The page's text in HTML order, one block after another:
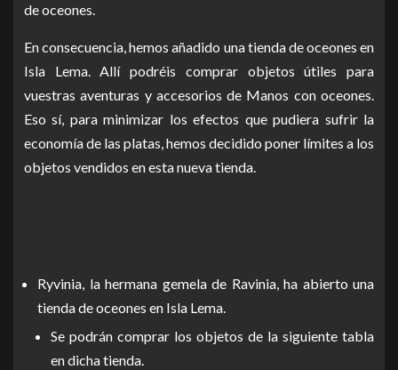
de oceones.
En consecuencia, hemos añadido una tienda de oceones en
Isla Lema. Allí podréis comprar objetos útiles para
vuestras aventuras y accesorios de Manos con oceones.
Eso sí, para minimizar los efectos que pudiera sufrir la
economía de las platas, hemos decidido poner límites a los
objetos vendidos en esta nueva tienda.
Ryvinia, la hermana gemela de Ravinia, ha abierto una
tienda de oceones en Isla Lema.
Se podrán comprar los objetos de la siguiente tabla
en dicha tienda.